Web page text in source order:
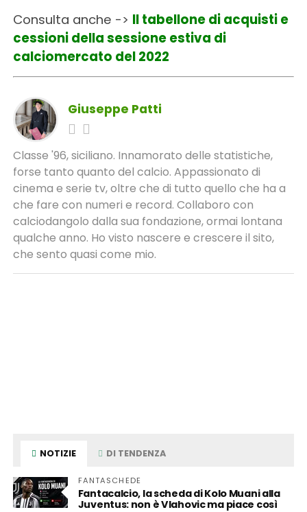
Consulta anche -> Il tabellone di acquisti e
cessioni della sessione estiva di
calciomercato del 2022
Giuseppe Patti
Classe '96, siciliano. Innamorato delle statistiche,
forse tanto quanto del calcio. Appassionato di
cinema e serie tv, oltre che di tutto quello che ha a
che fare con numeri e record. Collaboro con
calciodangolo dalla sua fondazione, ormai lontana
qualche anno. Ho visto nascere e crescere il sito,
che sento quasi come mio.
NOTIZIE DI TENDENZA
FANTASCHEDE
Fantacalcio, la scheda di Kolo Muani alla
Juventus: non è Vlahovic ma piace così